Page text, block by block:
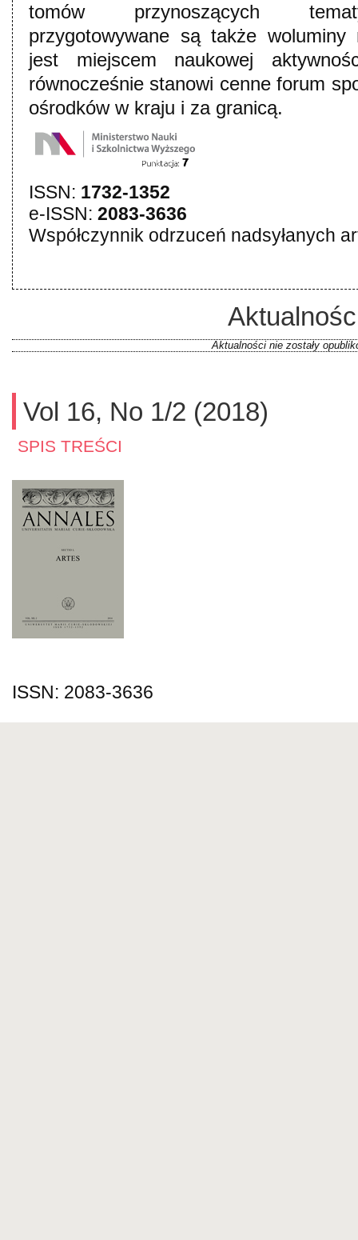
tomów przynoszących
przygotowywane są także woluminy
jest miejscem naukowej
równocześnie stanowi cenne forum
ośrodków w kraju i za granicą.
ISSN: 1732-1352
e-ISSN: 2083-3636
Współczynnik odrzuceń nadsyłanych
Aktualności nie zostały
Vol 16, No 1/2 (2018)
SPIS TREŚCI
ISSN: 2083-3636